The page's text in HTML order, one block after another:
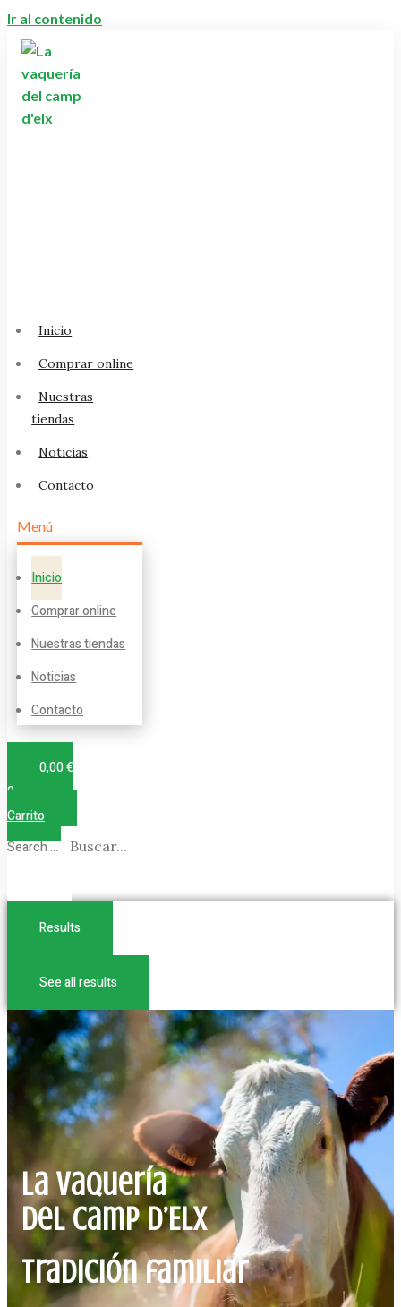
Ir al contenido
Inicio
Comprar online
Nuestras
tiendas
Noticias
Contacto
Menú
Inicio
Comprar online
Nuestras tiendas
Noticias
Contacto
0,00€
0
Carrito
Search ...
Results
See all results
La Vaquería
del Camp d’Elx
Tradición familiar